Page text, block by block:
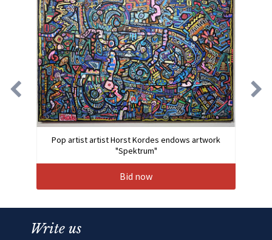
Pop artist artist Horst Kordes endows artwork
"Spektrum"
Bid now
Write us